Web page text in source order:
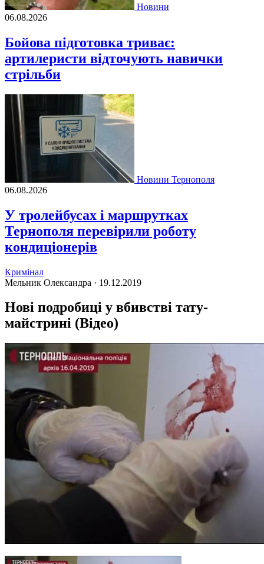
Новини
06.08.2026
Бойова підготовка триває:
артилеристи відточують навички
стрільби
Новини Тернополя
06.08.2026
У тролейбусах і маршрутках
Тернополя перевірили роботу
кондиціонерів
Кримінал
Мельник Олександра · 19.12.2019
Нові подробиці у вбивстві тату-
майстрині (Відео)